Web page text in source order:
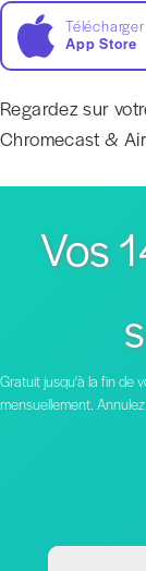
App Store
Regardez sur
Chromecast &
Vos
Gratuit jusqu'à la fin de
mensuellement.